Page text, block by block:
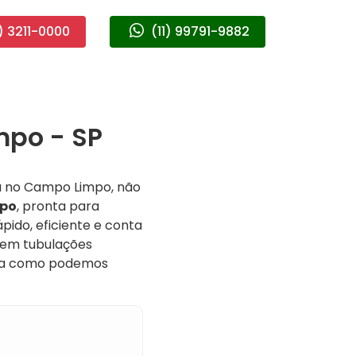
3211-0000 (11) 99791-9882
- SP
Campo Limpo, não
, pronta para
eficiente e conta
tubulações
como podemos